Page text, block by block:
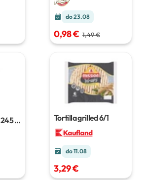
do 23.08
0,98 € 1,49 €
245 g
Tortilla grilled6/1
do 11.08
3,29 €